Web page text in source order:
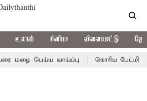
உலகம் சினிமா விளையாட்டு
பெய்ய வாய்ப்பு கொரிய பேட்மிண்டன்